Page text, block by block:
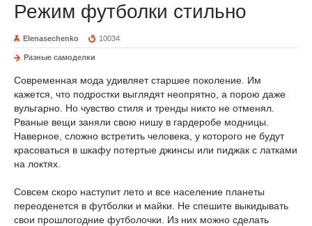
Режим футболки стильно
Elenasechenko 10034
Разные самоделки
Современная мода удивляет старшее поколение. Им
кажется, что подростки выглядят неопрятно, а порою даже
вульгарно. Но чувство стиля и тренды никто не отменял.
Рваные вещи заняли свою нишу в гардеробе модницы.
Наверное, сложно встретить человека, у которого не будут
красоваться в шкафу потертые джинсы или пиджак с латками
на локтях.
Совсем скоро наступит лето и все население планеты
переоденется в футболки и майки. Не спешите выкидывать
свои прошлогодние футболочки. Из них можно сделать